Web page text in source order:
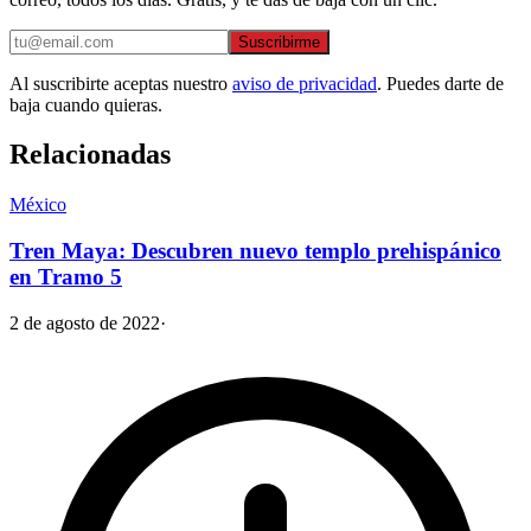
Suscribirme
Al suscribirte aceptas nuestro aviso de privacidad. Puedes darte de
baja cuando quieras.
Relacionadas
México
Tren Maya: Descubren nuevo templo prehispánico
en Tramo 5
2 de agosto de 2022·